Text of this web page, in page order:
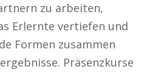
zu arbeiten,
Erlernte vertiefen und
Formen zusammen
Präsenzkurse